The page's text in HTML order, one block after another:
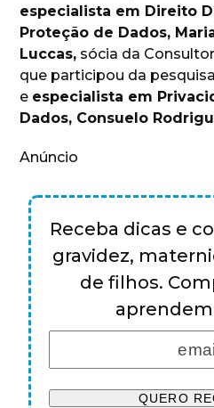
especialista em Direito
Proteção de Dados,
Luccas, sócia da
que participou da
e especialista em
Dados, Consuelo
Anúncio
Receba dicas e
gravidez,
de filhos.